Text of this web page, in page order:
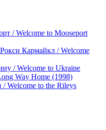
/ Welcome to Mooseport
Кармайкл / Welcome
/ Welcome to Ukraine
Way Home (1998)
Welcome to the Rileys